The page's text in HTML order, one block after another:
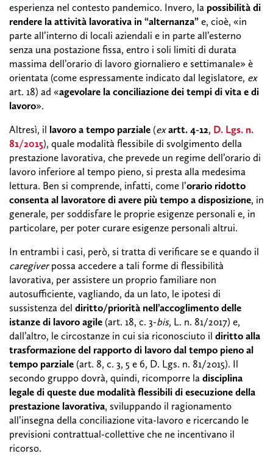
esperienza nel contesto pandemico. Invero, la possibilità di
rendere la attività lavorativa in “alternanza” e, cioè, «in
parte all’interno di locali aziendali e in parte all’esterno
senza una postazione fissa, entro i soli limiti di durata
massima dell’orario di lavoro giornaliero e settimanale» è
orientata (come espressamente indicato dal legislatore, ex
art. 18) ad «agevolare la conciliazione dei tempi di vita e di
lavoro».
Altresì, il lavoro a tempo parziale (ex artt. 4-12, D. Lgs. n.
81/2015), quale modalità flessibile di svolgimento della
prestazione lavorativa, che prevede un regime dell’orario di
lavoro inferiore al tempo pieno, si presta alla medesima
lettura. Ben si comprende, infatti, come l’orario ridotto
consenta al lavoratore di avere più tempo a disposizione, in
generale, per soddisfare le proprie esigenze personali e, in
particolare, per poter curare esigenze personali altrui.
In entrambi i casi, però, si tratta di verificare se e quando il
caregiverpossa accedere a tali forme di flessibilità
lavorativa, per assistere un proprio familiare non
autosufficiente, vagliando, da un lato, le ipotesi di
sussistenza del diritto/priorità nell’accoglimento delle
istanze di lavoro agile (art. 18, c. 3-bis, L. n. 81/2017) e,
dall’altro, le circostanze in cui sia riconosciuto il diritto alla
trasformazione del rapporto di lavoro dal tempo pieno al
tempo parziale (art. 8, c. 3, 5 e 6, D. Lgs. n. 81/2015). Il
secondo gruppo dovrà, quindi, ricomporre la disciplina
legale di queste due modalità flessibili di esecuzione della
prestazione lavorativa, sviluppando il ragionamento
all’insegna della conciliazione vita-lavoro e ricercando le
previsioni contrattual-collettive che ne incentivano il
ricorso.